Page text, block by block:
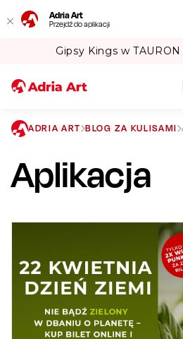
Adria Art
Przejdź do aplikacji
Gipsy Kings w
ADRIA ART BLOG ZA KULISAMI
Aplikacja